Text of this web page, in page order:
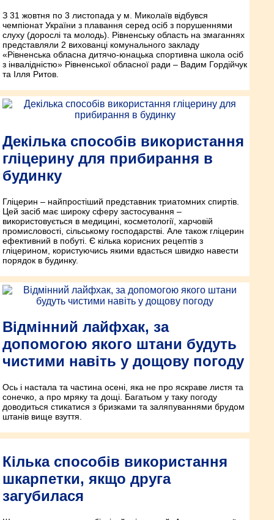
З 31 жовтня по 3 листопада у м. Миколаїв відбувся
чемпіонат України з плавання серед осіб з порушеннями
слуху (дорослі та молодь). Рівненську область на змаганнях
представляли 2 вихованці комунального закладу
«Рівненська обласна дитячо-юнацька спортивна школа осіб
з інвалідністю» Рівненської обласної ради – Вадим Гордійчук
та Ілля Ритов.
Декілька способів використання
гліцерину для прибирання в
будинку
Гліцерин – найпростіший представник триатомних спиртів.
Цей засіб має широку сферу застосування –
використовується в медицині, косметології, харчовій
промисловості, сільському господарстві. Але також гліцерин
ефективний в побуті. Є кілька корисних рецептів з
гліцерином, користуючись якими вдасться швидко навести
порядок в будинку.
Відмінний лайфхак, за
допомогою якого штани будуть
чистими навіть у дощову погоду
Ось і настала та частина осені, яка не про яскраве листя та
сонечко, а про мряку та дощі. Багатьом у таку погоду
доводиться стикатися з бризками та заляпуваннями брудом
штанів вище взуття.
Кілька способів використання
шкарпетки, якщо друга
загубилася